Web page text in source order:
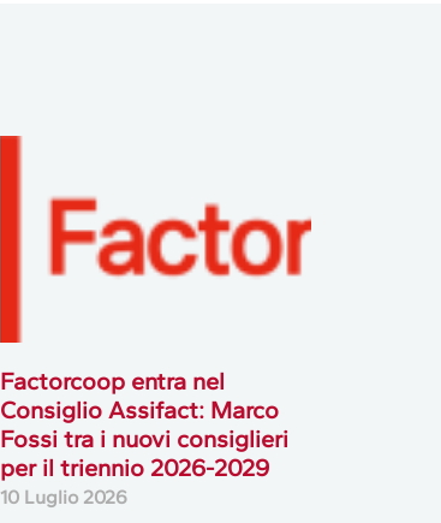
Factorcoop entra nel
Consiglio Assifact: Marco
Fossi tra i nuovi consiglieri
per il triennio 2026-2029
10 Luglio 2026